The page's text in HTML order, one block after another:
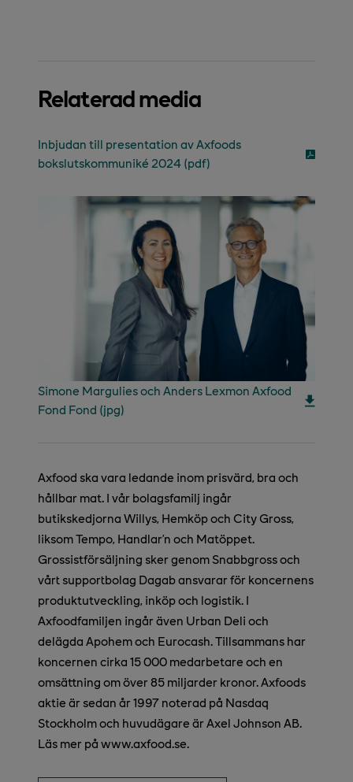
Relaterad media
Inbjudan till presentation av Axfoods
bokslutskommuniké 2024 (pdf)
Simone Margulies och Anders Lexmon Axfood
Fond Fond (jpg)
Axfood ska vara ledande inom prisvärd, bra och
hållbar mat. I vår bolagsfamilj ingår
butikskedjorna Willys, Hemköp och City Gross,
liksom Tempo, Handlar’n och Matöppet.
Grossistförsäljning sker genom Snabbgross och
vårt supportbolag Dagab ansvarar för koncernens
produktutveckling, inköp och logistik. I
Axfoodfamiljen ingår även Urban Deli och
delägda Apohem och Eurocash. Tillsammans har
koncernen cirka 15 000 medarbetare och en
omsättning om över 85 miljarder kronor. Axfoods
aktie är sedan år 1997 noterad på Nasdaq
Stockholm och huvudägare är Axel Johnson AB.
Läs mer på www.axfood.se.